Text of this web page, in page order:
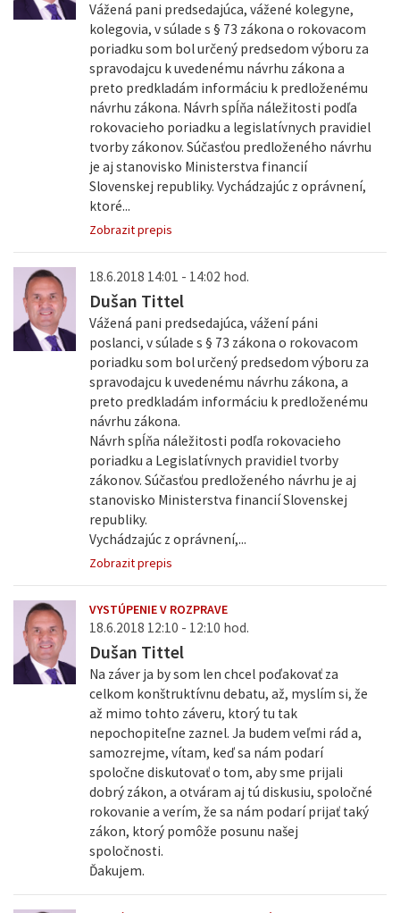
Vážená pani predsedajúca, vážené kolegyne,
kolegovia, v súlade s § 73 zákona o rokovacom
poriadku som bol určený predsedom výboru za
spravodajcu k uvedenému návrhu zákona a
preto predkladám informáciu k predloženému
návrhu zákona. Návrh spĺňa náležitosti podľa
rokovacieho poriadku a legislatívnych pravidiel
tvorby zákonov. Súčasťou predloženého návrhu
je aj stanovisko Ministerstva financií
Slovenskej republiky. Vychádzajúc z oprávnení,
ktoré...
Zobrazit prepis
18.6.2018 14:01 - 14:02 hod.
Dušan Tittel
Vážená pani predsedajúca, vážení páni
poslanci, v súlade s § 73 zákona o rokovacom
poriadku som bol určený predsedom výboru za
spravodajcu k uvedenému návrhu zákona, a
preto predkladám informáciu k predloženému
návrhu zákona.
Návrh spĺňa náležitosti podľa rokovacieho
poriadku a Legislatívnych pravidiel tvorby
zákonov. Súčasťou predloženého návrhu je aj
stanovisko Ministerstva financií Slovenskej
republiky.
Vychádzajúc z oprávnení,...
Zobrazit prepis
VYSTÚPENIE V ROZPRAVE
18.6.2018 12:10 - 12:10 hod.
Dušan Tittel
Na záver ja by som len chcel poďakovať za
celkom konštruktívnu debatu, až, myslím si, že
až mimo tohto záveru, ktorý tu tak
nepochopiteľne zaznel. Ja budem veľmi rád a,
samozrejme, vítam, keď sa nám podarí
spoločne diskutovať o tom, aby sme prijali
dobrý zákon, a otváram aj tú diskusiu, spoločné
rokovanie a verím, že sa nám podarí prijať taký
zákon, ktorý pomôže posunu našej
spoločnosti.
Ďakujem.